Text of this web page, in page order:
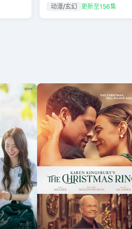
动漫/玄幻 更新至156集